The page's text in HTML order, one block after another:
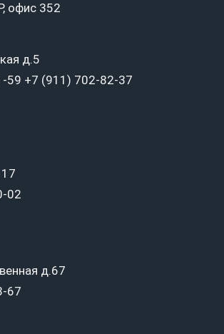
офис 352
д.5
59 +7 (911) 702-82-37
02
д.67
67